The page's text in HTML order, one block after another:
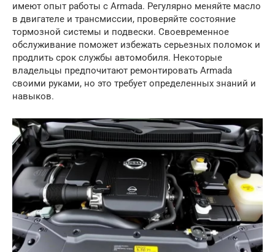
имеют опыт работы с Armada. Регулярно меняйте масло
в двигателе и трансмиссии, проверяйте состояние
тормозной системы и подвески. Своевременное
обслуживание поможет избежать серьезных поломок и
продлить срок службы автомобиля. Некоторые
владельцы предпочитают ремонтировать Armada
своими руками, но это требует определенных знаний и
навыков.